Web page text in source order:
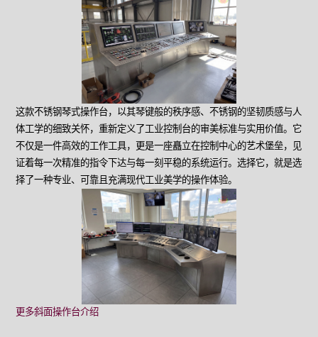
这款不锈钢琴式操作台，以其琴键般的秩序感、不锈钢的坚韧质感与人
体工学的细致关怀，重新定义了工业控制台的审美标准与实用价值。它
不仅是一件高效的工作工具，更是一座矗立在控制中心的艺术堡垒，见
证着每一次精准的指令下达与每一刻平稳的系统运行。选择它，就是选
择了一种专业、可靠且充满现代工业美学的操作体验。
更多斜面操作台介绍